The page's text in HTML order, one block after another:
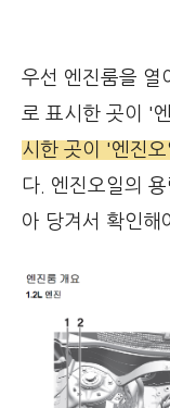
우선 엔진룸을 열
로 표시한 곳이 '
시한 곳이 '엔진
다. 엔진오일의
아 당겨서 확인해